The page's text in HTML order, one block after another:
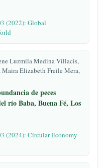
(2022): Global
Luzmila Medina Villacis,
Elizabeth Freile Mera,
de peces
río Baba, Buena Fé, Los
(2024): Circular Economy